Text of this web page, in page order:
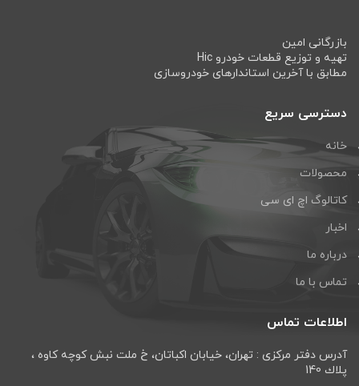
بازرگانی امین
تهیه و توزیع قطعات خودرو Hic
مطابق با آخرین استاندارهای خودروسازی
دسترسی سریع
خانه
محصولات
کاتالوگ اچ ای سی
اخبار
درباره ما
تماس با ما
اطلاعات تماس
آدرس دفتر مرکزی : تهران، خيابان اكباتان، خ ملت نبش كوچه كاوه ،
پلاك 140